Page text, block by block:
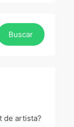
de artista?